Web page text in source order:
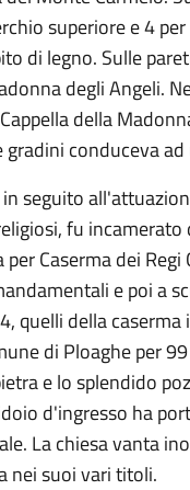
superiore e 4
di legno. Sulle
degli Angeli.
della
conduceva
seguito
fu
Caserma dei
e poi a
quelli della
di Ploaghe per
e lo splendido
d'ingresso ha
La chiesa vanta
nei suoi vari titoli.